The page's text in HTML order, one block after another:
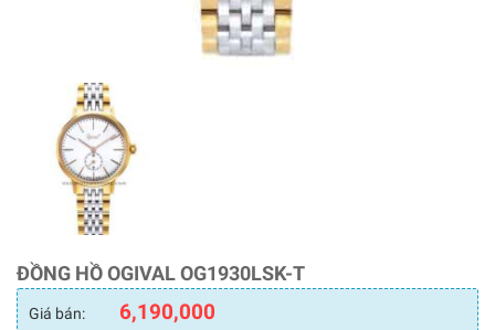
ĐỒNG HỒ OGIVAL OG1930LSK-T
Giá bán: 6,190,000